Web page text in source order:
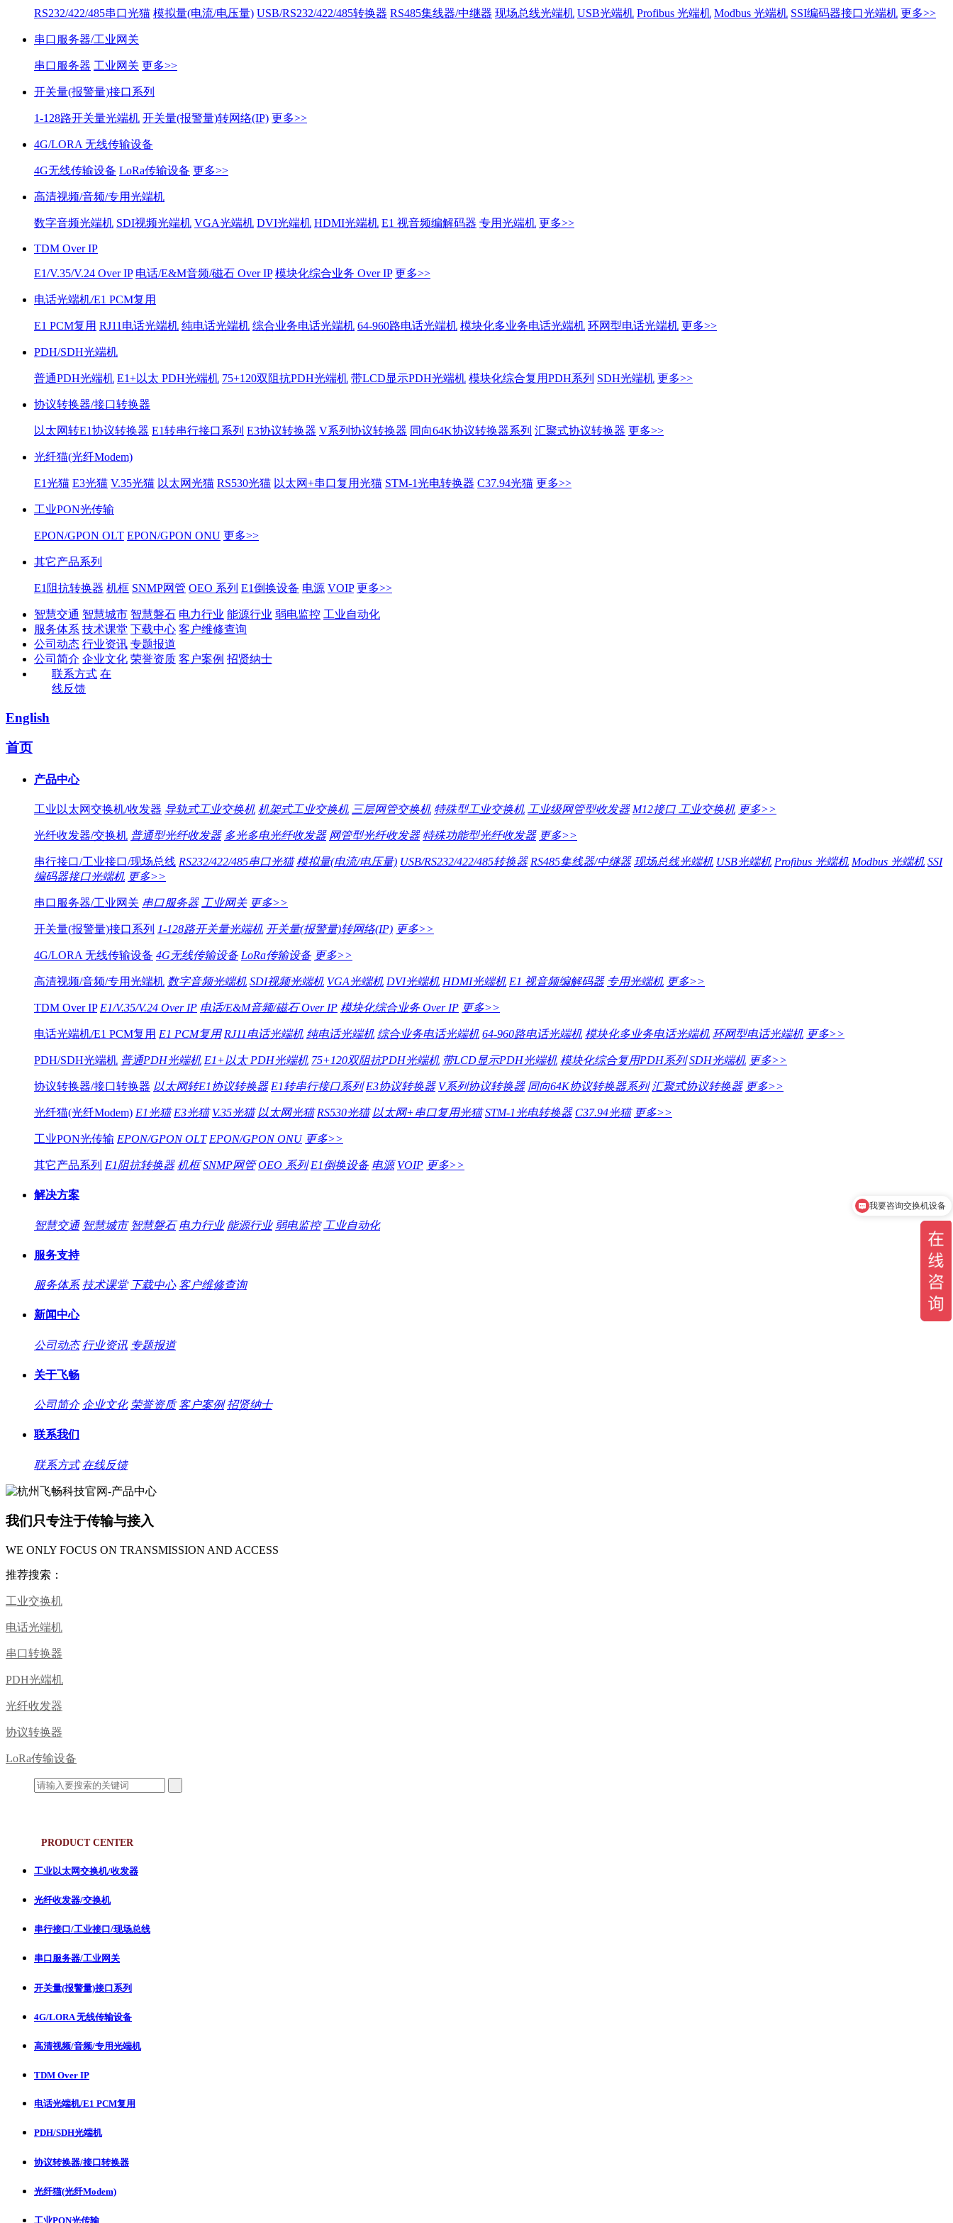
RS232/422/485串口光猫 模拟量(电流/电压量) USB/RS232/422/485转换器 RS485集线器/中继器 现场总线光端机 USB光端机 Profibus 光端机 Modbus 光端机 SSI编码器接口光端机 更多>>
串口服务器/工业网关
串口服务器 工业网关 更多>>
开关量(报警量)接口系列
1-128路开关量光端机 开关量(报警量)转网络(IP) 更多>>
4G/LORA 无线传输设备
4G无线传输设备 LoRa传输设备 更多>>
高清视频/音频/专用光端机
数字音频光端机 SDI视频光端机 VGA光端机 DVI光端机 HDMI光端机 E1 视音频编解码器 专用光端机 更多>>
TDM Over IP
E1/V.35/V.24 Over IP 电话/E&M音频/磁石 Over IP 模块化综合业务 Over IP 更多>>
电话光端机/E1 PCM复用
E1 PCM复用 RJ11电话光端机 纯电话光端机 综合业务电话光端机 64-960路电话光端机 模块化多业务电话光端机 环网型电话光端机 更多>>
PDH/SDH光端机
普通PDH光端机 E1+以太 PDH光端机 75+120双阻抗PDH光端机 带LCD显示PDH光端机 模块化综合复用PDH系列 SDH光端机 更多>>
协议转换器/接口转换器
以太网转E1协议转换器 E1转串行接口系列 E3协议转换器 V系列协议转换器 同向64K协议转换器系列 汇聚式协议转换器 更多>>
光纤猫(光纤Modem)
E1光猫 E3光猫 V.35光猫 以太网光猫 RS530光猫 以太网+串口复用光猫 STM-1光电转换器 C37.94光猫 更多>>
工业PON光传输
EPON/GPON OLT EPON/GPON ONU 更多>>
其它产品系列
E1阻抗转换器 机框 SNMP网管 OEO 系列 E1倒换设备 电源 VOIP 更多>>
智慧交通 智慧城市 智慧磐石 电力行业 能源行业 弱电监控 工业自动化
服务体系 技术课堂 下载中心 客户维修查询
公司动态 行业资讯 专题报道
公司简介 企业文化 荣誉资质 客户案例 招贤纳士
联系方式 在
线反馈
English
首页
产品中心
工业以太网交换机/收发器 导轨式工业交换机 机架式工业交换机 三层网管交换机 特殊型工业交换机 工业级网管型收发器 M12接口 工业交换机 更多>>
光纤收发器/交换机 普通型光纤收发器 多光多电光纤收发器 网管型光纤收发器 特殊功能型光纤收发器 更多>>
串行接口/工业接口/现场总线 RS232/422/485串口光猫 模拟量(电流/电压量) USB/RS232/422/485转换器 RS485集线器/中继器 现场总线光端机 USB光端机 Profibus 光端机 Modbus 光端机 SSI
编码器接口光端机 更多>>
串口服务器/工业网关 串口服务器 工业网关 更多>>
开关量(报警量)接口系列 1-128路开关量光端机 开关量(报警量)转网络(IP) 更多>>
4G/LORA 无线传输设备 4G无线传输设备 LoRa传输设备 更多>>
高清视频/音频/专用光端机 数字音频光端机 SDI视频光端机 VGA光端机 DVI光端机 HDMI光端机 E1 视音频编解码器 专用光端机 更多>>
TDM Over IP E1/V.35/V.24 Over IP 电话/E&M音频/磁石 Over IP 模块化综合业务 Over IP 更多>>
电话光端机/E1 PCM复用 E1 PCM复用 RJ11电话光端机 纯电话光端机 综合业务电话光端机 64-960路电话光端机 模块化多业务电话光端机 环网型电话光端机 更多>>
PDH/SDH光端机 普通PDH光端机 E1+以太 PDH光端机 75+120双阻抗PDH光端机 带LCD显示PDH光端机 模块化综合复用PDH系列 SDH光端机 更多>>
协议转换器/接口转换器 以太网转E1协议转换器 E1转串行接口系列 E3协议转换器 V系列协议转换器 同向64K协议转换器系列 汇聚式协议转换器 更多>>
光纤猫(光纤Modem) E1光猫 E3光猫 V.35光猫 以太网光猫 RS530光猫 以太网+串口复用光猫 STM-1光电转换器 C37.94光猫 更多>>
工业PON光传输 EPON/GPON OLT EPON/GPON ONU 更多>>
其它产品系列 E1阻抗转换器 机框 SNMP网管 OEO 系列 E1倒换设备 电源 VOIP 更多>>
解决方案
智慧交通 智慧城市 智慧磐石 电力行业 能源行业 弱电监控 工业自动化
服务支持
服务体系 技术课堂 下载中心 客户维修查询
新闻中心
公司动态 行业资讯 专题报道
关于飞畅
公司简介 企业文化 荣誉资质 客户案例 招贤纳士
联系我们
联系方式 在线反馈
我们只专注于传输与接入
WE ONLY FOCUS ON TRANSMISSION AND ACCESS
推荐搜索：
工业交换机
电话光端机
串口转换器
PDH光端机
光纤收发器
协议转换器
LoRa传输设备
PRODUCT CENTER
工业以太网交换机/收发器
光纤收发器/交换机
串行接口/工业接口/现场总线
串口服务器/工业网关
开关量(报警量)接口系列
4G/LORA 无线传输设备
高清视频/音频/专用光端机
TDM Over IP
电话光端机/E1 PCM复用
PDH/SDH光端机
协议转换器/接口转换器
光纤猫(光纤Modem)
工业PON光传输
我要咨询交换机设备